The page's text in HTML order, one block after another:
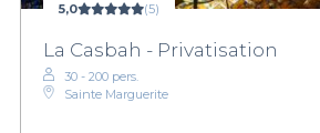
5,0 (5)
La Casbah - Privatisation
30 - 200 pers.
Sainte Marguerite